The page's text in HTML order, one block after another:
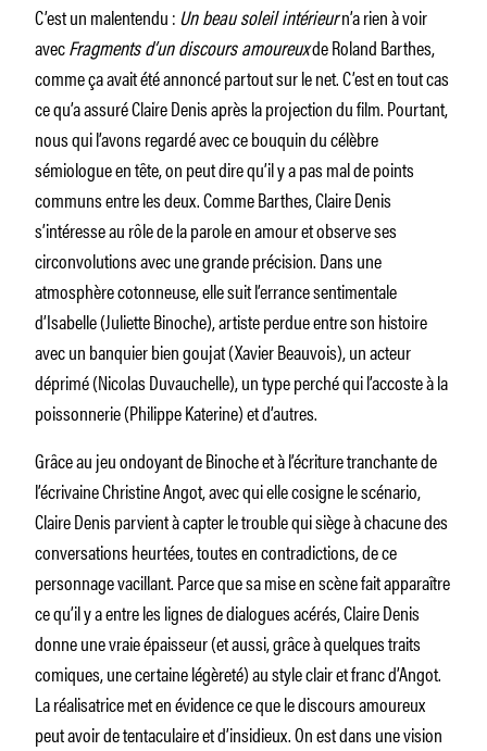
C’est un malentendu :Un beau soleil intérieurn’a rien à voir
avecFragments d’un discours amoureuxde Roland Barthes,
comme ça avait été annoncé partout sur le net. C’est en tout cas
ce qu’a assuré Claire Denis après la projection du film. Pourtant,
nous qui l’avons regardé avec ce bouquin du célèbre
sémiologue en tête, on peut dire qu’il y a pas mal de points
communs entre les deux. Comme Barthes, Claire Denis
s’intéresse au rôle de la parole en amour et observe ses
circonvolutions avec une grande précision. Dans une
atmosphère cotonneuse, elle suit l’errance sentimentale
d’Isabelle (Juliette Binoche), artiste perdue entre son histoire
avec un banquier bien goujat (Xavier Beauvois), un acteur
déprimé (Nicolas Duvauchelle), un type perché qui l’accoste à la
poissonnerie (Philippe Katerine) et d’autres.
Grâce au jeu ondoyant de Binoche et à l’écriture tranchante de
l’écrivaine Christine Angot, avec qui elle cosigne le scénario,
Claire Denis parvient à capter le trouble qui siège à chacune des
conversations heurtées, toutes en contradictions, de ce
personnage vacillant. Parce que sa mise en scène fait apparaître
ce qu’il y a entre les lignes de dialogues acérés, Claire Denis
donne une vraie épaisseur (et aussi, grâce à quelques traits
comiques, une certaine légèreté) au style clair et franc d’Angot.
La réalisatrice met en évidence ce que le discours amoureux
peut avoir de tentaculaire et d’insidieux. On est dans une vision